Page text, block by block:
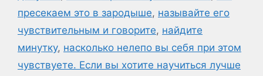
пресекаем это в зародыше, называйте его
чувствительным и говорите, найдите
минутку, насколько нелепо вы себя при этом
чувствуете. Если вы хотите научиться лучше